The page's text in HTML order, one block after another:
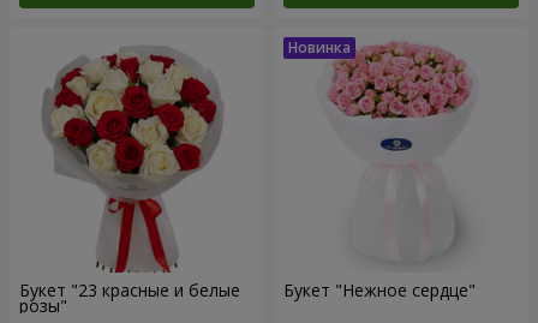
Букет "23 красные и белые
розы"
Букет "Нежное сердце"